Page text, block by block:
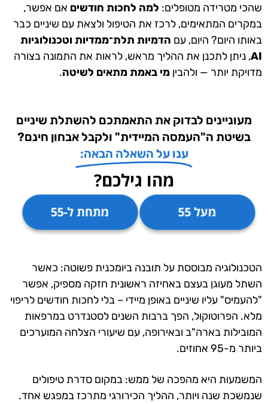
שהכי מטרידה מטופלים: למה לחכות חודשים אם אפשר,
במקרים המתאימים, לרכז את הטיפול ולצאת עם שיניים כבר
באותו היום? היום, עם הדמיות תלת־ממדיות וטכנולוגיות
AI, ניתן לתכנן את ההליך מראש, לראות את התמונה בצורה
מדויקת יותר — ולהבין מי באמת מתאים לשיטה.
מעוניינים לבדוק את התאמתכם להשתלת שיניים
בשיטת ה"העמסה המיידית" ולקבל אבחון חינם?
ענו על השאלה הבאה:
מהו גילכם?
מעל 55 מתחת ל-55
הטכנולוגיה מבוססת על תובנה ביומכנית פשוטה: כאשר
השתל מעוגן בעצם באחיזה ראשונית חזקה מספיק, אפשר
"להעמיס" עליו שיניים באופן מיידי – בלי לחכות חודשים לריפוי
מלא. הפרוטוקול, הפך ברבות השנים לסטנדרט במרפאות
המובילות בארה"ב ובאירופה, עם שיעורי הצלחה המוערכים
ביותר מ-95 אחוזים.
המשמעות היא מהפכה של ממש: במקום סדרת טיפולים
שנמשכת שנה ויותר, ההליך הכירורגי מתרכז במפגש אחד.